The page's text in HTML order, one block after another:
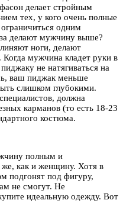
делает стройным
тех, у кого очень полные
одним
делают мужчину выше?
ноги, делают
мужчина кладет руки в
не натягиваться на
ваш пиджак меньше
слишком глубокими.
должна
карманов (то есть 18-23
костюма.
полным и
как и женщину. Хотя в
подгонят под фигуру,
не смогут. Не
идеальную одежду. Вот